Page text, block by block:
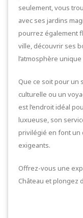
seulement, vous
avec ses jardins
pourrez également
ville, découvrir ses
l’atmosphère
Que ce soit pour un
culturelle ou un
est l’endroit idéal
luxueuse, son
privilégié en font un
exigeants.
Offrez-vous une
Château et plongez